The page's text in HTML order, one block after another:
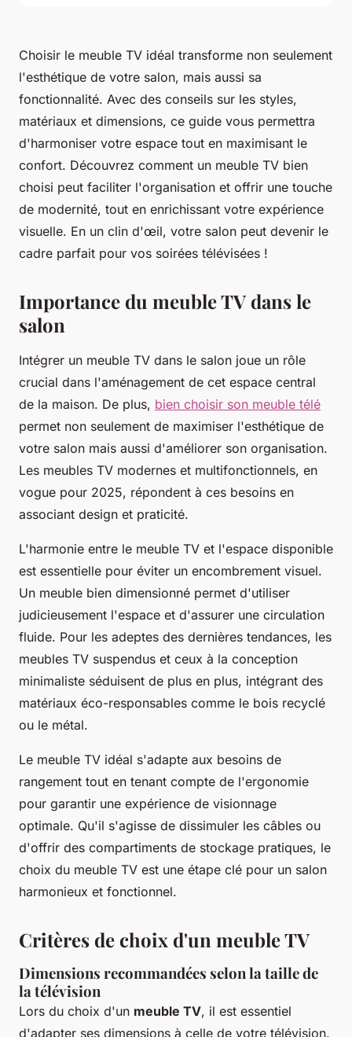
Choisir le meuble TV idéal transforme non seulement
l'esthétique de votre salon, mais aussi sa
fonctionnalité. Avec des conseils sur les styles,
matériaux et dimensions, ce guide vous permettra
d'harmoniser votre espace tout en maximisant le
confort. Découvrez comment un meuble TV bien
choisi peut faciliter l'organisation et offrir une touche
de modernité, tout en enrichissant votre expérience
visuelle. En un clin d'œil, votre salon peut devenir le
cadre parfait pour vos soirées télévisées !
Importance du meuble TV dans le
salon
Intégrer un meuble TV dans le salon joue un rôle
crucial dans l'aménagement de cet espace central
de la maison. De plus, bien choisir son meuble télé
permet non seulement de maximiser l'esthétique de
votre salon mais aussi d'améliorer son organisation.
Les meubles TV modernes et multifonctionnels, en
vogue pour 2025, répondent à ces besoins en
associant design et praticité.
L'harmonie entre le meuble TV et l'espace disponible
est essentielle pour éviter un encombrement visuel.
Un meuble bien dimensionné permet d'utiliser
judicieusement l'espace et d'assurer une circulation
fluide. Pour les adeptes des dernières tendances, les
meubles TV suspendus et ceux à la conception
minimaliste séduisent de plus en plus, intégrant des
matériaux éco-responsables comme le bois recyclé
ou le métal.
Le meuble TV idéal s'adapte aux besoins de
rangement tout en tenant compte de l'ergonomie
pour garantir une expérience de visionnage
optimale. Qu'il s'agisse de dissimuler les câbles ou
d'offrir des compartiments de stockage pratiques, le
choix du meuble TV est une étape clé pour un salon
harmonieux et fonctionnel.
Critères de choix d'un meuble TV
Dimensions recommandées selon la taille de
la télévision
Lors du choix d'un meuble TV, il est essentiel
d'adapter ses dimensions à celle de votre télévision.